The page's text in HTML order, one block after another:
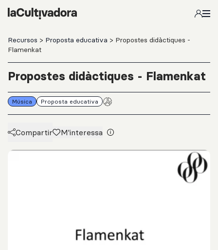
Salta al contingut principal
Recursos > Proposta educativa > Propostes didàctiques -
Flamenkat
Propostes didàctiques - Flamenkat
Música Proposta educativa
Compartir M'interessa